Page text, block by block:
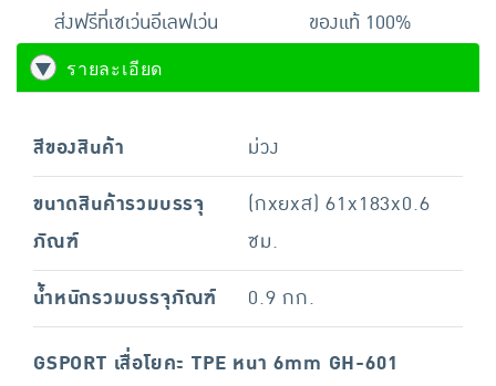
ส่งฟรีที่เซเว่นอีเลฟเว่น ของแท้ 100%
รายละเอียด
สีของสินค้า
ม่วง
ขนาดสินค้ารวมบรรจุ
ภัณฑ์
(กxยxส) 61x183x0.6
ซม.
น้ำหนักรวมบรรจุภัณฑ์
0.9 กก.
GSPORT เสื่อโยคะ TPE หนา 6mm GH-601